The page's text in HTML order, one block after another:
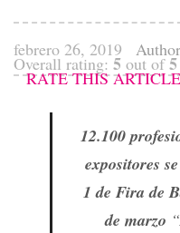
febrero 26, 2019 Author
Overall rating: 5 out of5
RATE THIS ARTICLE
12.100
expositores
1 de Fira de
de marzo “